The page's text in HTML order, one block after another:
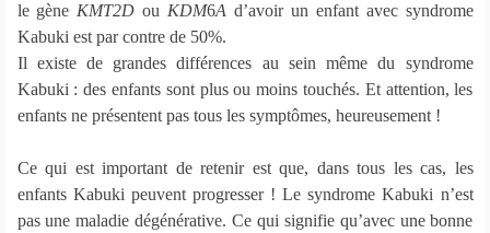
le gèneKMT2D ouKDM6A d’avoir un enfant avec syndrome
Kabuki est par contre de 50%.
Il existe de grandes différences au sein même du syndrome
Kabuki : des enfants sont plus ou moins touchés. Et attention, les
enfants ne présentent pas tous les symptômes, heureusement !
Ce qui est important de retenir est que, dans tous les cas, les
enfants Kabuki peuvent progresser ! Le syndrome Kabuki n’est
pas une maladie dégénérative. Ce qui signifie qu’avec une bonne